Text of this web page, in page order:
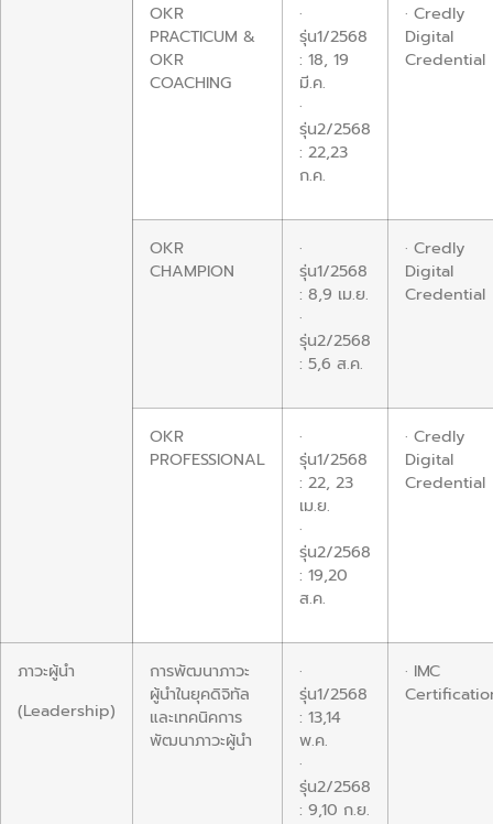
OKR
PRACTICUM &
OKR
COACHING
·
รุ่น1/2568
: 18, 19
มี.ค.
·
รุ่น2/2568
: 22,23
ก.ค.
· Credly
Digital
Credential
OKR
CHAMPION
·
รุ่น1/2568
: 8,9 เม.ย.
·
รุ่น2/2568
: 5,6 ส.ค.
· Credly
Digital
Credential
OKR
PROFESSIONAL
·
รุ่น1/2568
: 22, 23
เม.ย.
·
รุ่น2/2568
: 19,20
ส.ค.
· Credly
Digital
Credential
ภาวะผู้นำ
(Leadership)
การพัฒนาภาวะ
ผู้นำในยุคดิจิทัล
และเทคนิคการ
พัฒนาภาวะผู้นำ
·
รุ่น1/2568
: 13,14
พ.ค.
·
รุ่น2/2568
: 9,10 ก.ย.
· IMC